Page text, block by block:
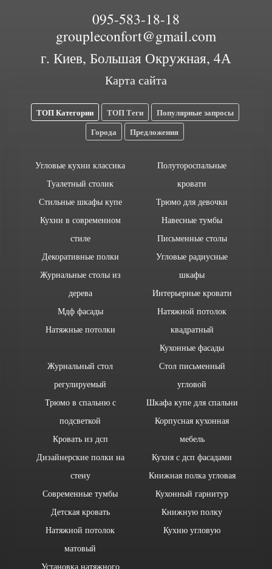
095-583-18-18
groupleconfort@gmail.com
г. Киев, Большая Окружная, 4А
Карта сайта
ТОП Категории ТОП Теги
Популярные запросы
Города
Предложения
Угловые кухни классика
Туалетный столик
Стильные шкафы купе
Кухни в современном
стиле
Декоративные полки
Журнальные столы из
дерева
Мдф фасады
Натяжные потолки
Полутороспальные
кровати
Трюмо для девочки
Навесные тумбы
Письменные столы
Угловые радиусные
шкафы
Интерьерные кровати
Натяжной потолок
квадратный
Кухонные фасады
Журнальный стол
регулируемый
Трюмо в спальню с
подсветкой
Кровать из дсп
Дизайнерские полки на
стену
Современные тумбы
Детская кровать
Натяжной потолок
матовый
Установка натяжного
Стол письменный
угловой
Шкафа купе для спальни
Корпусная кухонная
мебель
Кухня с дсп фасадами
Книжная полка угловая
Кухонный гарнитур
Книжную полку
Кухню угловую